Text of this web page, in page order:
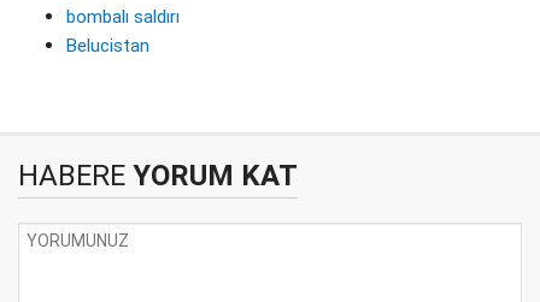
bombalı saldırı
Belucistan
HABERE YORUM KAT